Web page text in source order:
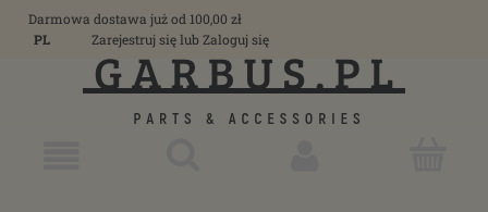
Darmowa dostawa już od 100,00 zł
PL
Zarejestruj sięlub Zaloguj się